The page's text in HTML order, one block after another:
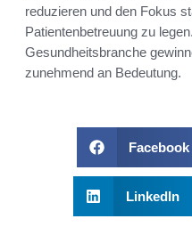
reduzieren und den Fokus
Patientenbetreuung zu
Gesundheitsbranche
zunehmend an Bedeutung.
Facebook
LinkedIn